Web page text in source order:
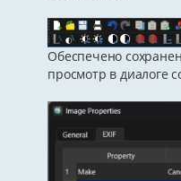
Обеспечено
просмотр в диалоге